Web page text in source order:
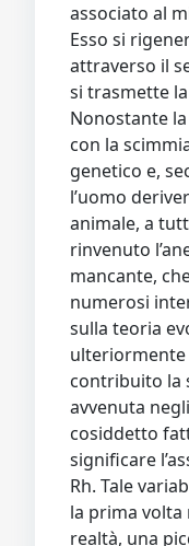
associato al
Esso si
attraverso il
si trasmette
Nonostante
con la
genetico e,
l’uomo
animale, a
rinvenuto
mancante,
numerosi
sulla teoria
ulteriormente
contribuito la
avvenuta
cosiddetto
significare
Rh. Tale
la prima volta
realtà, una